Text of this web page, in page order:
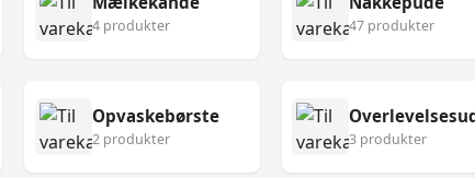
4 produkter 47 produkter
Opvaskebørste
2 produkter 3 produkter